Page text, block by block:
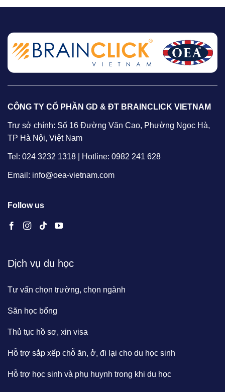
CÔNG TY CỔ PHẦN GD & ĐT BRAINCLICK VIETNAM
Trự sở chính: Số 16 Đường Văn Cao, Phường Ngọc Hà,
TP Hà Nội, Việt Nam
Tel: 024 3232 1318 | Hotline: 0982 241 628
Email: info@oea-vietnam.com
Follow us
Dịch vụ du học
Tư vấn chọn trường, chọn ngành
Săn học bổng
Thủ tục hồ sơ, xin visa
Hỗ trợ sắp xếp chỗ ăn, ở, đi lại cho du học sinh
Hỗ trợ học sinh và phụ huynh trong khi du học